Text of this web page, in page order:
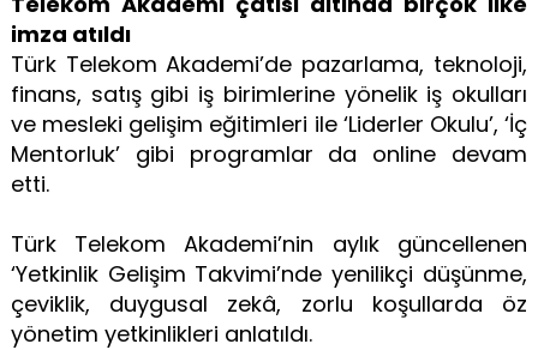
imza atıldı
Türk Telekom Akademi’de pazarlama, teknoloji,
finans, satış gibi iş birimlerine yönelik iş okulları
ve mesleki gelişim eğitimleri ile ‘Liderler Okulu’, ‘İç
Mentorluk’ gibi programlar da online devam
etti.
Türk Telekom Akademi’nin aylık güncellenen
‘Yetkinlik Gelişim Takvimi’nde yenilikçi düşünme,
çeviklik, duygusal zekâ, zorlu koşullarda öz
yönetim yetkinlikleri anlatıldı.